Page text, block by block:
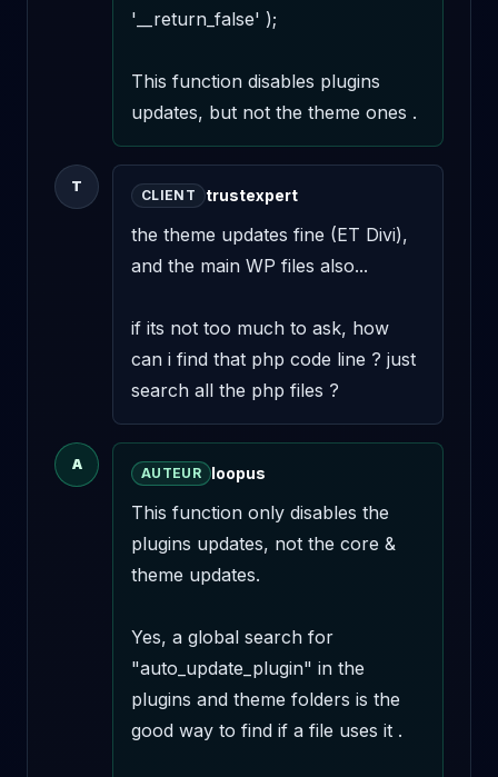
'__return_false' );
This function disables plugins
updates, but not the theme ones .
T
CLIENT trustexpert
the theme updates fine (ET Divi),
and the main WP files also...
if its not too much to ask, how
can i find that php code line ? just
search all the php files ?
A
AUTEUR loopus
This function only disables the
plugins updates, not the core &
theme updates.
Yes, a global search for
"auto_update_plugin" in the
plugins and theme folders is the
good way to find if a file uses it .